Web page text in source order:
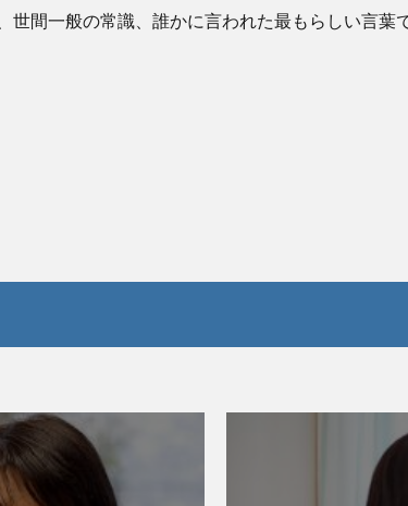
世間一般の常識、誰かに言われた最もらしい言